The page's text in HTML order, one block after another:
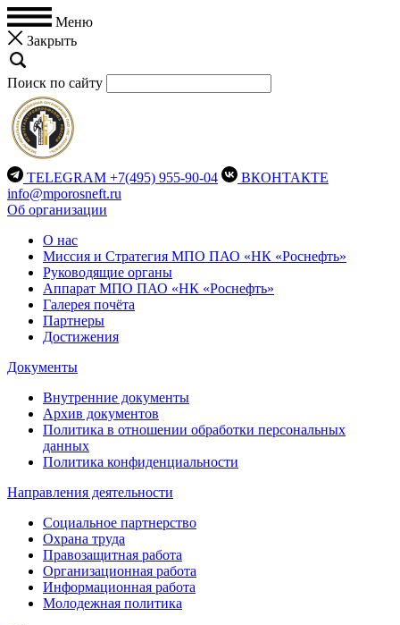
Меню
Закрыть
Поиск по сайту
TELEGRAM +7(495) 955-90-04
ВКОНТАКТЕ
info@mporosneft.ru
Об организации
О нас
Миссия и Стратегия МПО ПАО «НК «Роснефть»
Руководящие органы
Аппарат МПО ПАО «НК «Роснефть»
Галерея почёта
Партнеры
Достижения
Документы
Внутренние документы
Архив документов
Политика в отношении обработки персональных
данных
Политика конфиденциальности
Направления деятельности
Социальное партнерство
Охрана труда
Правозащитная работа
Организационная работа
Информационная работа
Молодежная политика